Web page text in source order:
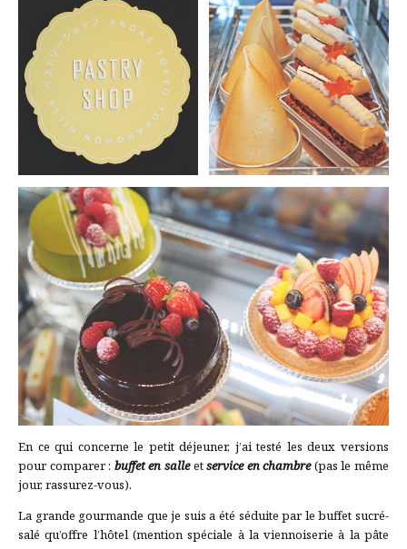
En ce qui concerne le petit déjeuner, j’ai testé les deux versions
pour comparer : buffet en salleetservice en chambre(pas le même
jour, rassurez-vous).
La grande gourmande que je suis a été séduite par le buffet sucré-
salé qu’offre l’hôtel (mention spéciale à la viennoiserie à la pâte